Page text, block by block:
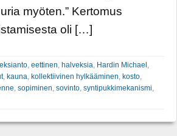
myöten.” Kertomus
oli […]
, eettinen, halveksia, Hardin Michael ,
, kauna, kollektiivinen hylkääminen, kosto,
, sopiminen, sovinto, syntipukkimekanismi,